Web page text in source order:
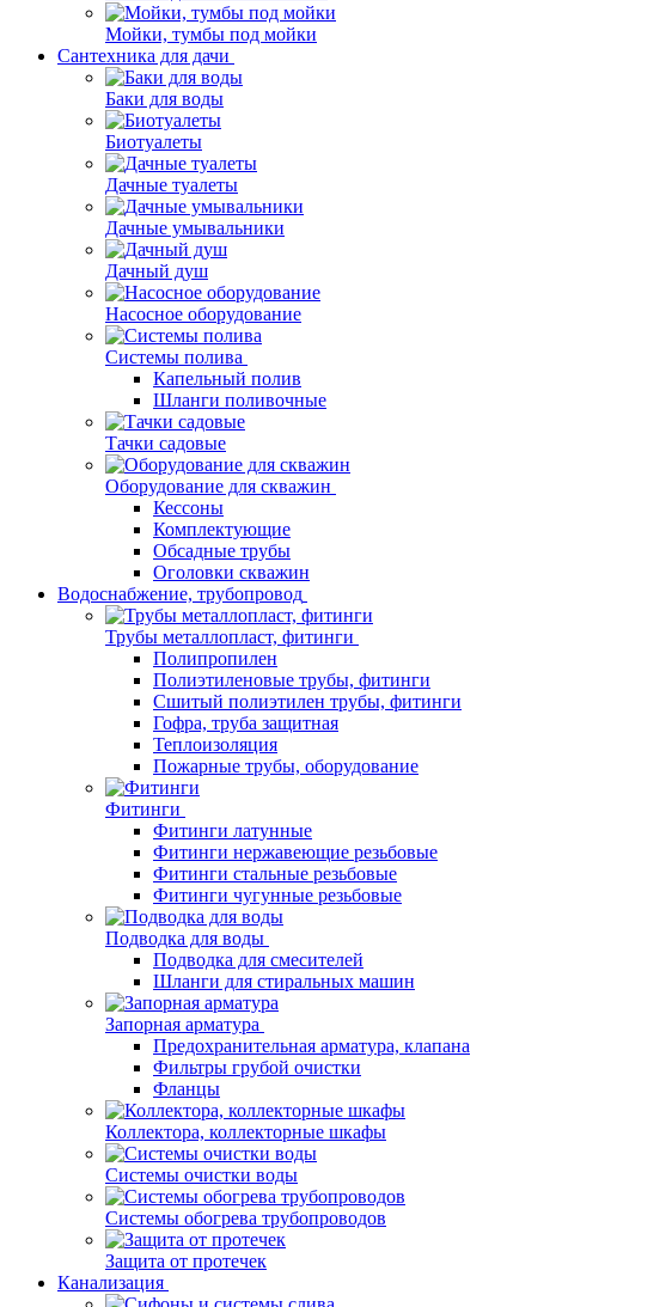
Мойки, тумбы под мойки
Сантехника для дачи
Баки для воды
Биотуалеты
Дачные туалеты
Дачные умывальники
Дачный душ
Насосное оборудование
Системы полива
Капельный полив
Шланги поливочные
Тачки садовые
Оборудование для скважин
Кессоны
Комплектующие
Обсадные трубы
Оголовки скважин
Водоснабжение, трубопровод
Трубы металлопласт, фитинги
Полипропилен
Полиэтиленовые трубы, фитинги
Сшитый полиэтилен трубы, фитинги
Гофра, труба защитная
Теплоизоляция
Пожарные трубы, оборудование
Фитинги
Фитинги латунные
Фитинги нержавеющие резьбовые
Фитинги стальные резьбовые
Фитинги чугунные резьбовые
Подводка для воды
Подводка для смесителей
Шланги для стиральных машин
Запорная арматура
Предохранительная арматура, клапана
Фильтры грубой очистки
Фланцы
Коллектора, коллекторные шкафы
Системы очистки воды
Системы обогрева трубопроводов
Защита от протечек
Канализация